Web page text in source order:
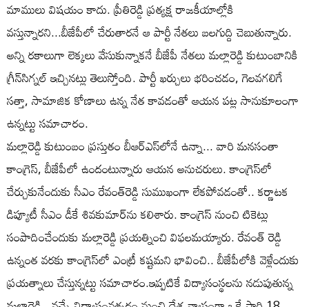
మాములు విషయం కాదు. ప్రీతిరెడ్డి ప్రత్యక్ష రాజకీయాల్లోకి
వస్తున్నారని...బీజేపీలో చేరుతారనే ఆ పార్టీ నేతలు బలగుద్ది చెబుతున్నారు.
అన్ని రకాలుగా లెక్కలు వేసుకున్నాకనే బీజేపీ నేతలు మల్లారెడ్డి కుటుంబానికి
గ్రీన్‌సిగ్నల్ ఇచ్చినట్లు తెలుస్తోంది. పార్టీ ఖర్చులు భరించడం, గెలవగలిగే
సత్తా, సామాజిక కోణాలు ఉన్న నేత కావడంతో ఆయన పట్ల సానుకూలంగా
ఉన్నట్టు సమాచారం.
మల్లారెడ్డి కుటుంబం ప్రస్తుతం బీఆర్ఎస్‌లోనే ఉన్నా... వారి మనసంతా
కాంగ్రెస్, బీజేపీలో ఉందంటున్నారు ఆయన అనుచరులు. కాంగ్రెస్‌లో
చేర్చుకునేందుకు సీఎం రేవంత్‌రెడ్డి సుముఖంగా లేకపోవడంతో.. కర్ణాటక
డిప్యూటీ సీఎం డీకే శివకుమార్‌ను కలిశారు. కాంగ్రెస్‌ నుంచి టికెట్లు
సంపాదించేందుకు మల్లారెడ్డి ప్రయత్నించి విఫలమయ్యారు. రేవంత్ రెడ్డి
ఉన్నంత వరకు కాంగ్రెస్‌లో ఎంట్రీ కష్టమని భావించి.. బీజేపీలోకి వెళ్లేందుకు
ప్రయత్నాలు చేస్తున్నట్టు సమాచారం.ఇప్పటికే విద్యాసంస్థలను నడుపుతున్న